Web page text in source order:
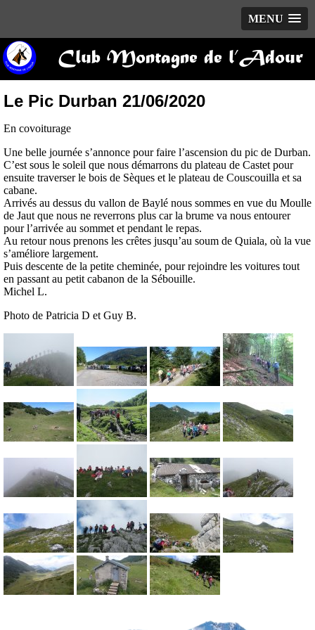
MENU
Club Montagne de l’Adour
Le Pic Durban 21/06/2020
En covoiturage
Une belle journée s’annonce pour faire l’ascension du pic de Durban.
C’est sous le soleil que nous démarrons du plateau de Castet pour
ensuite traverser le bois de Sèques et le plateau de Couscouilla et sa
cabane.
Arrivés au dessus du vallon de Baylé nous sommes en vue du Moulle
de Jaut que nous ne reverrons plus car la brume va nous entourer
pour l’arrivée au sommet et pendant le repas.
Au retour nous prenons les crêtes jusqu’au soum de Quiala, où la vue
s’améliore largement.
Puis descente de la petite cheminée, pour rejoindre les voitures tout
en passant au petit cabanon de la Sébouille.
Michel L.
Photo de Patricia D et Guy B.